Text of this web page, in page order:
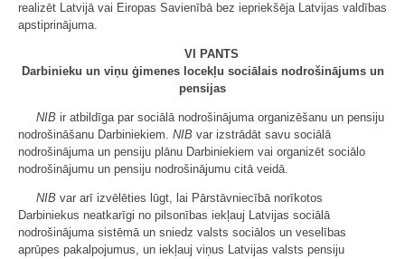
realizēt Latvijā vai Eiropas Savienībā bez iepriekšēja Latvijas valdības
apstiprinājuma.
VI PANTS
Darbinieku un viņu ģimenes locekļu sociālais nodrošinājums un
pensijas
NIB ir atbildīga par sociālā nodrošinājuma organizēšanu un pensiju
nodrošināšanu Darbiniekiem. NIB var izstrādāt savu sociālā
nodrošinājuma un pensiju plānu Darbiniekiem vai organizēt sociālo
nodrošinājumu un pensiju nodrošinājumu citā veidā.
NIB var arī izvēlēties lūgt, lai Pārstāvniecībā norīkotos
Darbiniekus neatkarīgi no pilsonības iekļauj Latvijas sociālā
nodrošinājuma sistēmā un sniedz valsts sociālos un veselības
aprūpes pakalpojumus, un iekļauj viņus Latvijas valsts pensiju